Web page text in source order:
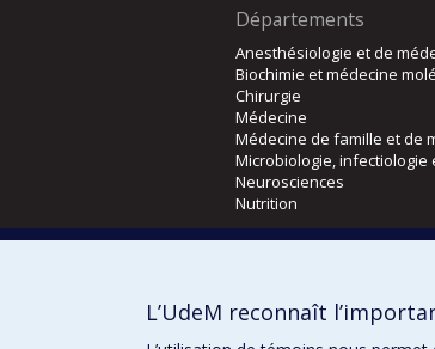
Départements
Anesthésiologie et de
Biochimie et médecine
Chirurgie
Médecine
Médecine de famille et de
Microbiologie, infectiologie
Neurosciences
Nutrition
Orthophonie et audiologie
L’UdeM reconnaît